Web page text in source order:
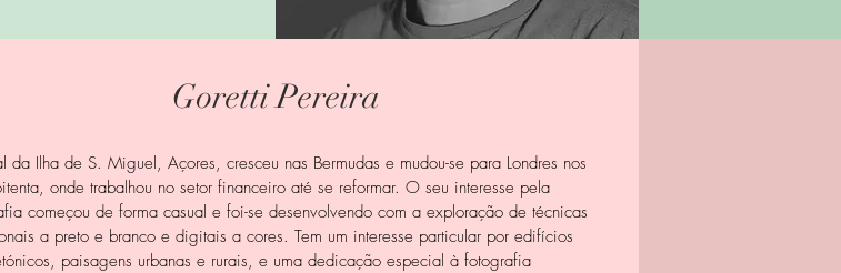
Goretti Pereira
da Ilha de S. Miguel, Açores, cresceu nas Bermudas e mudou-se para Londres nos
onde trabalhou no setor financeiro até se reformar. O seu interesse pela
começou de forma casual e foi-se desenvolvendo com a exploração de técnicas
a preto e branco e digitais a cores. Tem um interesse particular por edifícios
paisagens urbanas e rurais, e uma dedicação especial à fotografia